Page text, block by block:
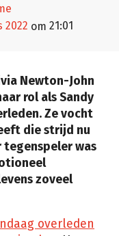
2022 om 21:01
Newton-John
rol als Sandy
Ze vocht
die strijd nu
tegenspeler was
zoveel
overleden